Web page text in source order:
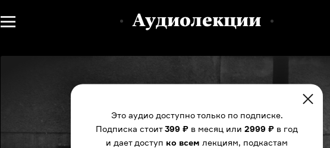
Аудиолекции
Это аудио доступно только по подписке.
Подписка стоит399 ₽ в месяц или 2999 ₽ в год
и дает доступ ко всем лекциям, подкастам